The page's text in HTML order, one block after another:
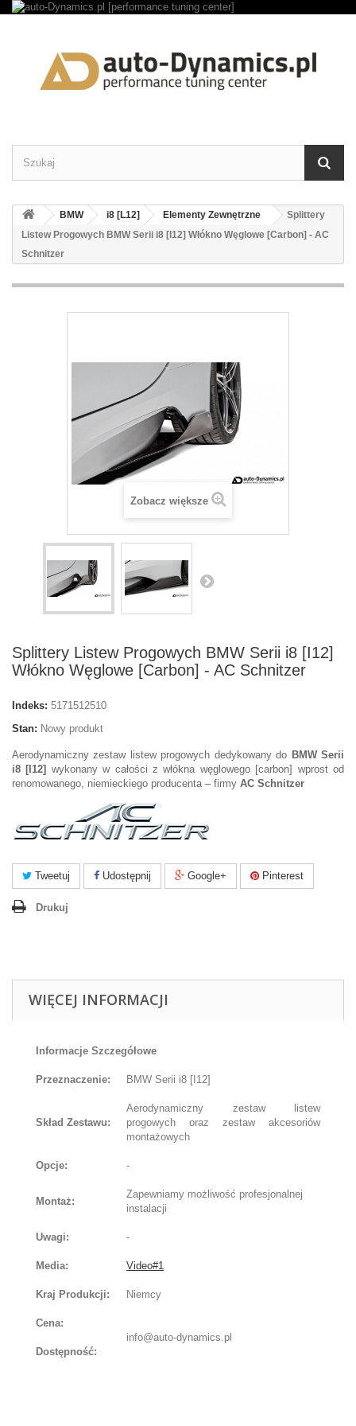
BMW i8 [L12] Elementy Zewnętrzne
Splittery
Listew Progowych BMW Serii i8 [I12] Włókno Węglowe [Carbon] - AC
Schnitzer
Zobacz większe
Splittery Listew Progowych BMW Serii i8 [I12]
Włókno Węglowe [Carbon] - AC Schnitzer
Indeks: 5171512510
Stan: Nowy produkt
Aerodynamiczny zestaw listew progowych dedykowany do BMW Serii
i8 [I12] wykonany w całości z włókna węglowego [carbon] wprost od
renomowanego, niemieckiego producenta – firmy AC Schnitzer
Tweetuj Udostępnij Google+ Pinterest
Drukuj
WIĘCEJ INFORMACJI
Informacje Szczegółowe
Przeznaczenie: BMW Serii i8 [I12]
Skład Zestawu:
Aerodynamiczny zestaw listew
progowych oraz zestaw akcesoriów
montażowych
Opcje: -
Montaż:
Zapewniamy możliwość profesjonalnej
instalacji
Uwagi: -
Media: Video#1
Kraj Produkcji: Niemcy
Cena:
info@auto-dynamics.pl
Dostępność: